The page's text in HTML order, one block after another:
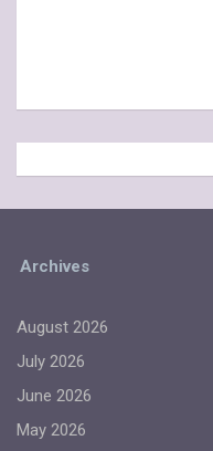
Archives
August 2026
July 2026
June 2026
May 2026